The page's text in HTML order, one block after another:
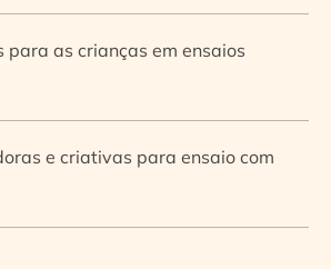
para as crianças em ensaios
e criativas para ensaio com